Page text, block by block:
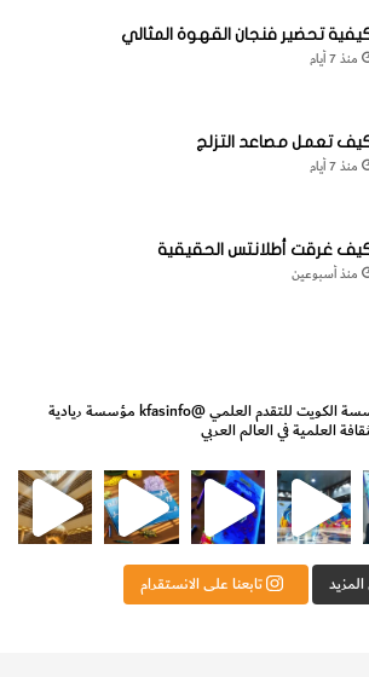
تحضير فنجان القهوة المثالي
منذ 7 أيام
تعمل مصاعد التزلج
منذ 7 أيام
غرقت أطلانتس الحقيقية
منذ أسبوعين
الكويت للتقدم العلمي@kfasinfo مؤسسة ريادية
العلمية في العالم العربي
الكتب نتعلّم
⁨ رجعنا! ما كنّا بعيد! مجهزين لكم كل جديد!⁩
تابعنا على الانستقرام